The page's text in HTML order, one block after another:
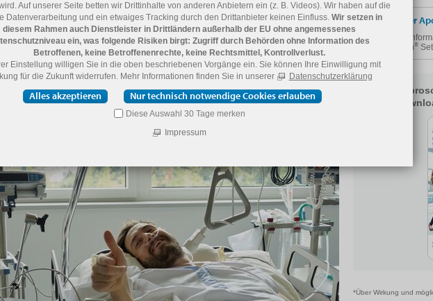
Auf unserer Seite betten wir Drittinhalte von anderen Anbietern ein (z. B. Videos). Wir haben auf die
Datenverarbeitung und ein etwaiges Tracking durch den Drittanbieter keinen Einfluss. Wir setzen in
diesem Rahmen auch Dienstleister in Drittländern außerhalb der EU ohne angemessenes
ein, was folgende Risiken birgt: Zugriff durch Behörden ohne Information des
Betroffenen, keine Betroffenenrechte, keine Rechtsmittel, Kontrollverlust.
Einstellung willigen Sie in die oben beschriebenen Vorgänge ein. Sie können Ihre Einwilligung mit
für die Zukunft widerrufen. Mehr Informationen finden Sie in unserer
Datenschutzerklärung
Alles akzeptieren Nur technisch notwendige Cookies erlauben
Diese Auswahl 30 Tage merken
Impressum
octenisan®Set jetzt bestellen und heute erhalten!
Risiko für postoperative Wundinfektionen
ist im Sommer um bis zu 30 % erhöht!
JETZT in Ihrer
Weitere
octenisan®
Gratis-
*Über Wirkung und